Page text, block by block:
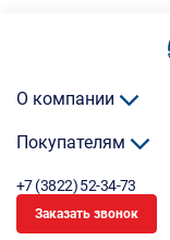
О компании
Покупателям
+7 (3822) 52-34-73
Заказать звонок